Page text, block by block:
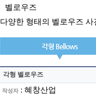
벨로우즈
다양한 형태의 벨로우즈 사
각형 벨로우즈
작성자 : 혜창산업